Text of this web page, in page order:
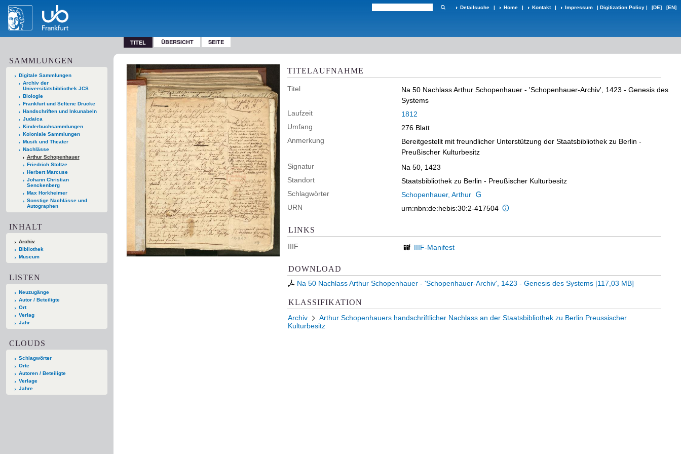
Detailsuche | Home | Kontakt | Impressum | Digitization Policy | [DE] [EN]
TITEL ÜBERSICHT SEITE
SAMMLUNGEN
Digitale Sammlungen
Archiv der
Universitätsbibliothek JCS
Biologie
Frankfurt und Seltene Drucke
Handschriften und Inkunabeln
Judaica
Kinderbuchsammlungen
Koloniale Sammlungen
Musik und Theater
Nachlässe
Arthur Schopenhauer
Friedrich Stoltze
Herbert Marcuse
Johann Christian
Senckenberg
Max Horkheimer
Sonstige Nachlässe und
Autographen
INHALT
Archiv
Bibliothek
Museum
LISTEN
Neuzugänge
Autor / Beteiligte
Ort
Verlag
Jahr
CLOUDS
Schlagwörter
Orte
Autoren / Beteiligte
Verlage
Jahre
TITELAUFNAHME
Titel
Na 50 Nachlass Arthur Schopenhauer - 'Schopenhauer-Archiv', 1423 - Genesis des
Systems
Laufzeit
1812
Umfang
276 Blatt
Anmerkung
Bereitgestellt mit freundlicher Unterstützung der Staatsbibliothek zu Berlin -
Preußischer Kulturbesitz
Signatur
Na 50, 1423
Standort
Staatsbibliothek zu Berlin - Preußischer Kulturbesitz
Schlagwörter
Schopenhauer, Arthur
URN
urn:nbn:de:hebis:30:2-417504
LINKS
IIIF IIIF-Manifest
DOWNLOAD
Na 50 Nachlass Arthur Schopenhauer - 'Schopenhauer-Archiv', 1423 - Genesis des Systems [117,03 MB]
KLASSIFIKATION
Archiv
Arthur Schopenhauers handschriftlicher Nachlass an der Staatsbibliothek zu Berlin Preussischer
Kulturbesitz